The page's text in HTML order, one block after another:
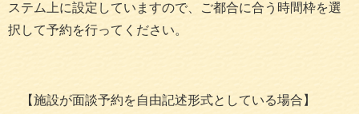
ステム上に設定していますので、ご都合に合う時間枠を選
択して予約を行ってください。
【施設が面談予約を自由記述形式としている場合】